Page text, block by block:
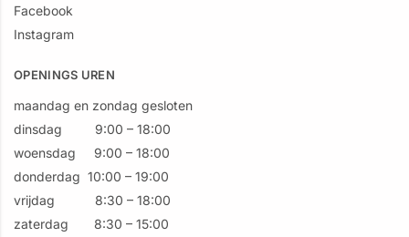
Facebook
Instagram
OPENINGS UREN
maandag en zondag gesloten
dinsdag 9:00 – 18:00
woensdag 9:00 – 18:00
donderdag 10:00 – 19:00
vrijdag 8:30 – 18:00
zaterdag 8:30 – 15:00